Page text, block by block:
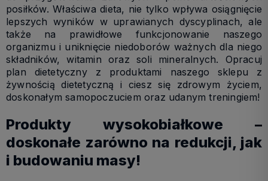
posiłków. Właściwa dieta, nie tylko wpływa osiągnięcie
lepszych wyników w uprawianych dyscyplinach, ale
także na prawidłowe funkcjonowanie naszego
organizmu i uniknięcie niedoborów ważnych dla niego
składników, witamin oraz soli mineralnych. Opracuj
plan dietetyczny z produktami naszego sklepu z
żywnością dietetyczną i ciesz się zdrowym życiem,
doskonałym samopoczuciem oraz udanym treningiem!
Produkty wysokobiałkowe –
doskonałe zarówno na redukcji, jak
i budowaniu masy!